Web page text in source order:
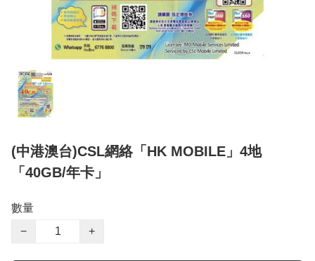
(中港澳台)CSL網絡「HK MOBILE」4地
「40GB/年卡」
數量
−
+